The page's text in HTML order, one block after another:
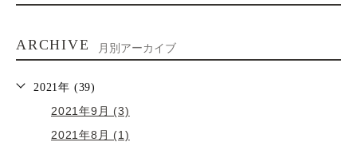
ARCHIVE 月別アーカイブ
2021年 (39)
2021年9月 (3)
2021年8月 (1)